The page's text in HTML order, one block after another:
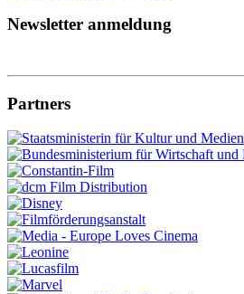
Newsletter anmeldung
Partners